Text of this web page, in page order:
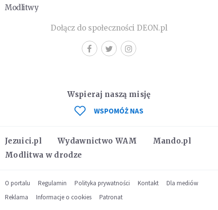
Modlitwy
Dołącz do społeczności DEON.pl
Jezuici.pl Wydawnictwo WAM
Mando.pl
Modlitwa w drodze
Wspieraj naszą misję
WSPOMÓŻ NAS
O portalu Regulamin Polityka prywatności Kontakt
Dla mediów
Reklama
Informacje o cookies Patronat